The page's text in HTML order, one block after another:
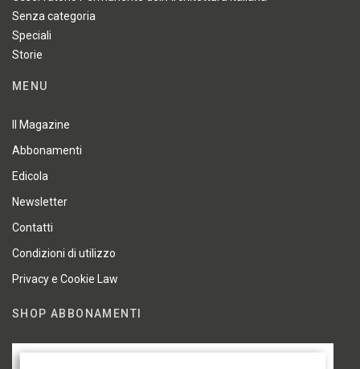
Senza categoria
Speciali
Storie
MENU
Il Magazine
Abbonamenti
Edicola
Newsletter
Contatti
Condizioni di utilizzo
Privacy e Cookie Law
SHOP ABBONAMENTI